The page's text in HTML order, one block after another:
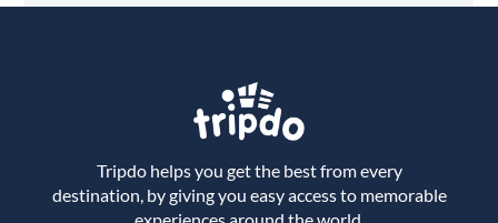
Tripdo helps you get the best from every
destination, by giving you easy access to memorable
experiences around the world.